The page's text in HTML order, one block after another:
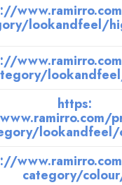
lookandfeel/
https:
category/